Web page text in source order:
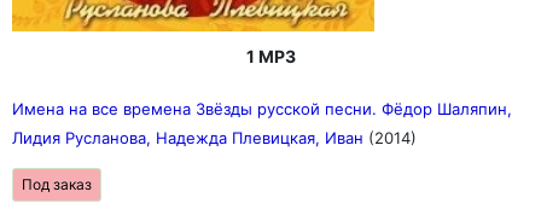
1 MP3
Имена на все времена Звёзды русской песни. Фёдор Шаляпин,
Лидия Русланова, Надежда Плевицкая, Иван (2014)
Под заказ